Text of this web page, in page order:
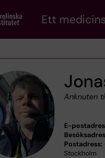
Ett
Anknuten
E-
Postadress:
Stockholm